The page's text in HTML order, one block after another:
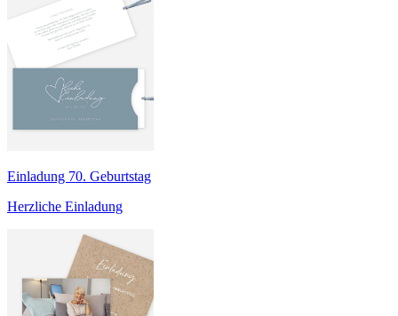
Einladung 70. Geburtstag
Herzliche Einladung